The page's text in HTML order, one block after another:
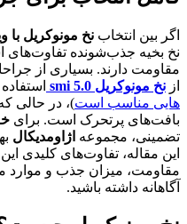
اگر بین انتخاب نخ مونوکریل با
نخ بخیه جذب‌شونده تفاوت‌های
مقاومت دارند. بسیاری از
از نخ مونوکریل 5.0 smi
هایی مناسب است)، در حالی
بافت‌های پرتحرک است. برای
تضمینی، مجموعه اژاومدیکال
این مقاله، تفاوت‌های کلیدی
مقاومت، میزان جذب و موارد
آگاهانه داشته باشید.